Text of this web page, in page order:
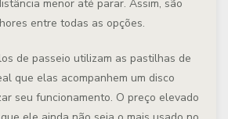
menor até parar. Assim, são
entre todas as opções.
de passeio utilizam as pastilhas de
que elas acompanhem um disco
seu funcionamento. O preço elevado